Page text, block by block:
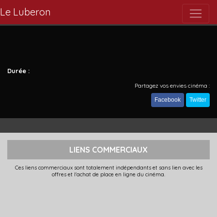
Le Luberon
Durée :
Partagez vos envies cinéma :
Facebook Twitter
LIENS COMMERCIAUX
Ces liens commerciaux sont totalement indépendants et sans lien avec les
offres et l'achat de place en ligne du cinéma.